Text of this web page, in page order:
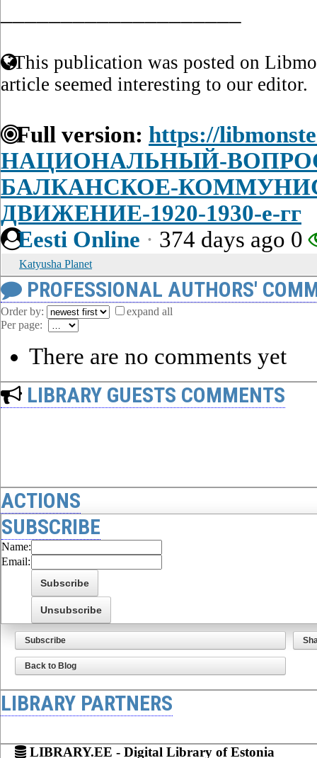
This publication was posted on
article seemed interesting to our editor.
Full version: https://
НАЦИОНАЛЬНЫЙ-
БАЛКАНСКОЕ-
ДВИЖЕНИЕ-1920-1930-е-гг
Eesti Online · 374 days ago 0
Katyusha Planet
PROFESSIONAL AUTHORS'
Order by:
expand all
Per page:
There are no comments yet
LIBRARY GUESTS COMMENTS
ACTIONS
SUBSCRIBE
Name:
Email:
Subscribe
Back to Blog
LIBRARY PARTNERS
LIBRARY.EE - Digital Library of Estonia